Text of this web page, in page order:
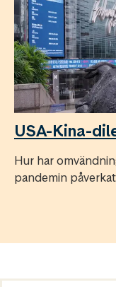
USA-Kina-
Hur har
pandemin